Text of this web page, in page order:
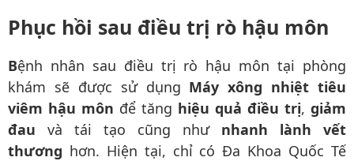
Phục hồi sau điều trị rò hậu môn
Bệnh nhân sau điều trị rò hậu môn tại phòng
khám sẽ được sử dụng Máy xông nhiệt tiêu
viêm hậu môn để tăng hiệu quả điều trị, giảm
đau và tái tạo cũng như nhanh lành vết
thương hơn. Hiện tại, chỉ có Đa Khoa Quốc Tế